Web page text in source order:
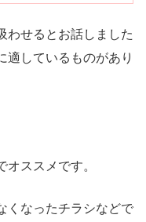
わせるとお話しました
適しているものがあり
ススメです。
くなったチラシなどで